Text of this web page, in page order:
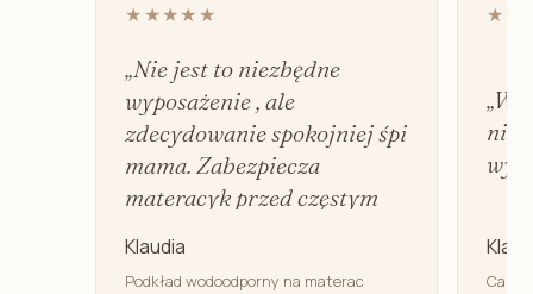
★★★★★
„Nie jest to niezbędne
wyposażenie , ale
zdecydowanie spokojniej śpi
mama. Zabezpiecza
materacyk przed częstym
Klaudia
Podkład wodoodporny na materac
nie